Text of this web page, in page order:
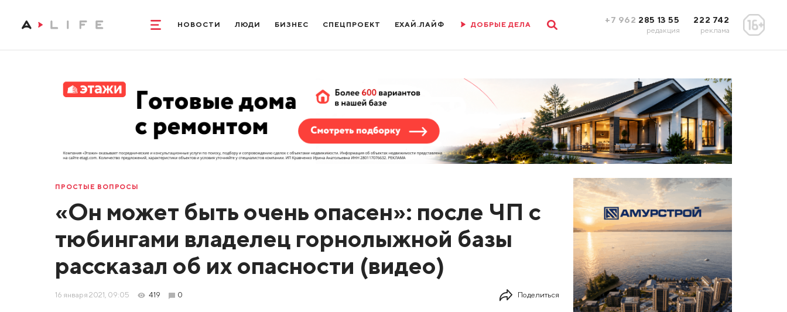
НОВОСТИ ЛЮДИ БИЗНЕС СПЕЦПРОЕКТ ЕХАЙ.ЛАЙФ ДОБРЫЕ ДЕЛА +7 962 285 13 55
редакция
222 742
реклама
ПРОСТЫЕ ВОПРОСЫ
«Он может быть очень опасен»: после ЧП с
тюбингами владелец горнолыжной базы
рассказал об их опасности (видео)
16 января 2021, 09:05 419 0 Поделиться